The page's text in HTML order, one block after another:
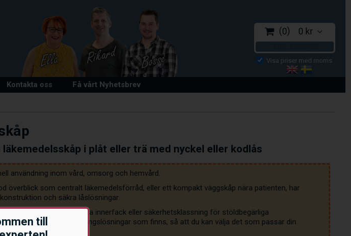
till
0 0 kr
Kontakta oss Få vårt Nyhetsbrev
i plåt eller trä med nyckel eller kodlås
användning inom vård, omsorg och hemvård.
överblick som centralt läkemedelsförråd, eller ett kompakt väggskåp nära patienten, har
och säkra låslösningar.
separata innerfack eller säkerhetsklassning för stöldbegärliga
låsalternativ och inredningslösningar som finns, så att du kan välja det som passar din